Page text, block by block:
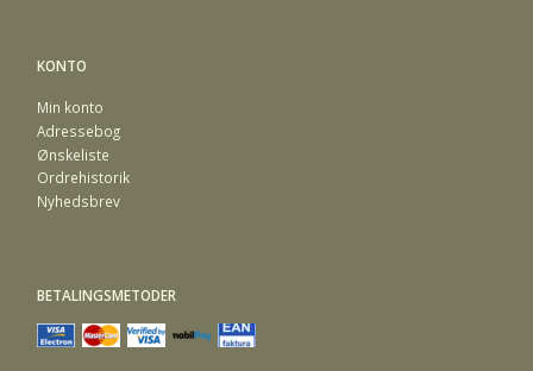
KONTO
Min konto
Adressebog
Ønskeliste
Ordrehistorik
Nyhedsbrev
BETALINGSMETODER